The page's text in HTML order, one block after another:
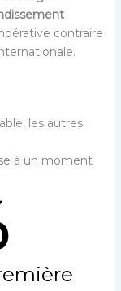
contraire
les autres
à un moment